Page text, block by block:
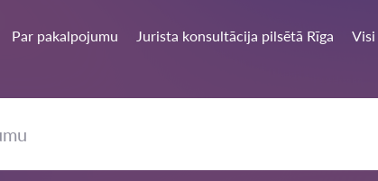
Par pakalpojumu Jurista konsultācija pilsētā Rīga Visi